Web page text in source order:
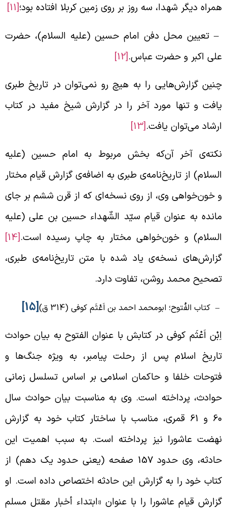
دیگر شهدا، سه روز بر روی زمین کربلا افتاده بود؛[11]
تعیین محل دفن امام حسین (علیه السلام)، حضرت
اکبر و حضرت عباس.
گزارش‌هایی را به هیچ رو نمی‌توان در تاریخ طبری
و تنها مورد آخر را در گزارش شیخ مفید در کتاب
می‌توان یافت.[13]
آخر آن‌که بخش مربوط به امام حسین (علیه
از تاریخ‌نامه‌ی طبری به اضافه‌ی گزارش قیام مختار
خون‌خواهی وی، از روی نسخه‌ای که از قرن ششم بر جای
به عنوان قیام سیّد الشّهداء حسین بن علی (علیه
و خون‌خواهی مختار به چاپ رسیده است.[14]
نسخه‌ی یاد شده با متن تاریخ‌نامه‌ی طبری،
محمد روشن، تفاوت دارد.
کتاب الفُتوح؛ ابومحمد احمد بن اَعْثَم کوفی (314 ق) [15]
اَعْثَم کوفی در کتابش با عنوان الفتوح به بیان حوادث
اسلام پس از رحلت پیامبر، به ویژه جنگ‌ها و
خلفا و حاکمان اسلامی بر اساس تسلسل زمانی
پرداخته است. وی به مناسبت بیان حوادث سال
60 و 61 قمری، مناسب با ساختار کتاب خود به گزارش
عاشورا نیز پرداخته است. به سبب اهمیت این
حادثه، وی حدود 157 صفحه (یعنی حدود یک دهم) از
خود را به گزارش این حادثه اختصاص داده است. او
قیام عاشورا را با عنوان «ابتداء أخبار مقتل مسلم